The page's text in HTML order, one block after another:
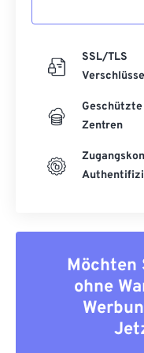
SSL/TLS
Zentren
Möchten
ohne